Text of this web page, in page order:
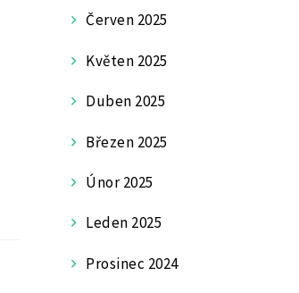
Červen 2025
Květen 2025
Duben 2025
Březen 2025
Únor 2025
Leden 2025
Prosinec 2024